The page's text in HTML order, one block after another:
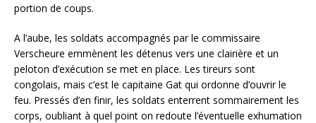
portion de coups.
A l’aube, les soldats accompagnés par le commissaire
Verscheure emmènent les détenus vers une clairière et un
peloton d’exécution se met en place. Les tireurs sont
congolais, mais c’est le capitaine Gat qui ordonne d’ouvrir le
feu. Pressés d’en finir, les soldats enterrent sommairement les
corps, oubliant à quel point on redoute l’éventuelle exhumation